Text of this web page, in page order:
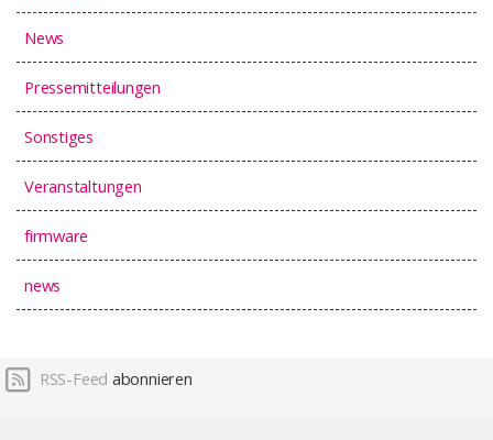
News
Pressemitteilungen
Sonstiges
Veranstaltungen
firmware
news
RSS-Feed abonnieren